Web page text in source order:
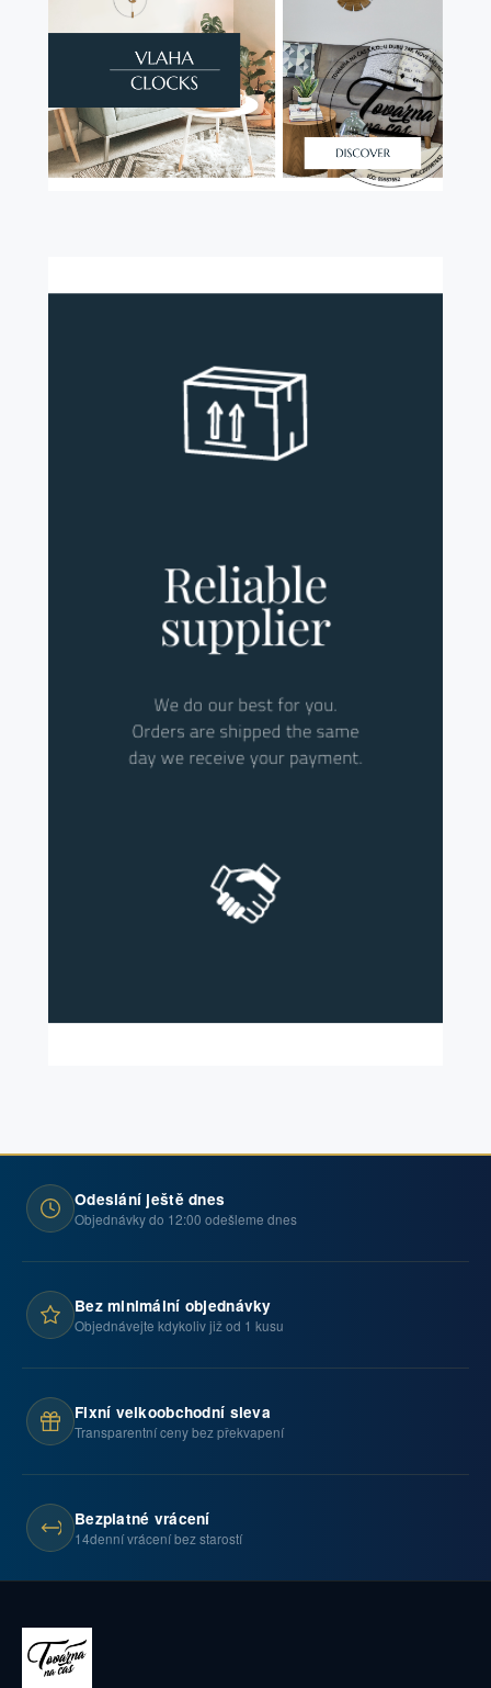
Odeslání ještě dnes
Objednávky do 12:00 odešleme dnes
Bez minimální objednávky
Objednávejte kdykoliv již od 1 kusu
Fixní velkoobchodní sleva
Transparentní ceny bez překvapení
Bezplatné vrácení
14denní vrácení bez starostí